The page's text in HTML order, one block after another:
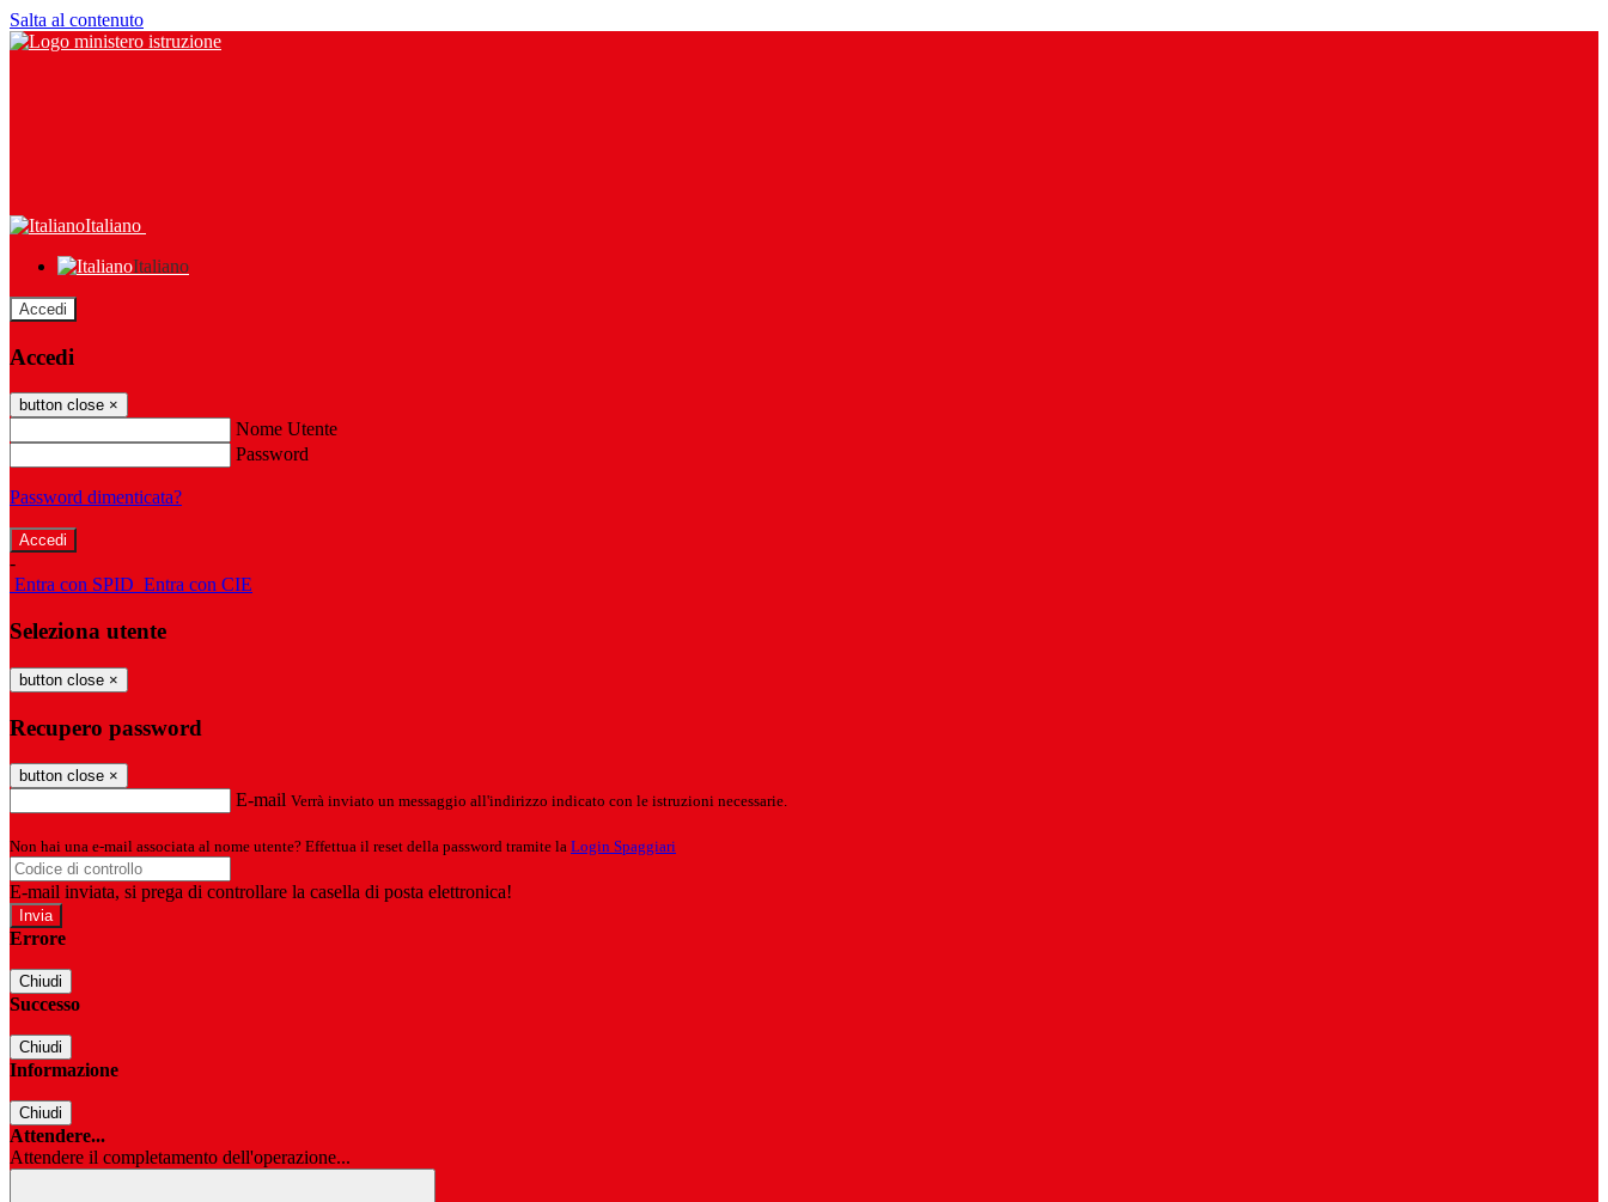
Salta al contenuto
Italiano
Italiano
Accedi
Accedi
button close ×
Nome Utente
Password
Password dimenticata?
-
Entra con SPID Entra con CIE
Seleziona utente
button close ×
Recupero password
button close ×
E-mail Verrà inviato un messaggio all'indirizzo indicato con le istruzioni necessarie.
Non hai una e-mail associata al nome utente? Effettua il reset della password tramite la Login Spaggiari
E-mail inviata, si prega di controllare la casella di posta elettronica!
Errore
Chiudi
Successo
Chiudi
Informazione
Chiudi
Attendere...
Attendere il completamento dell'operazione...